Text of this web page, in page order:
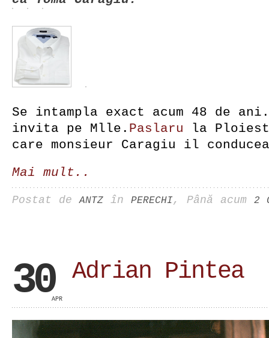
Se intampla exact acum 48 de
invita pe Mlle. Paslaru la
care monsieur Caragiu il
Mai mult..
Postat deANTZ în PERECHI, Până acum 2
30APR
Adrian Pintea